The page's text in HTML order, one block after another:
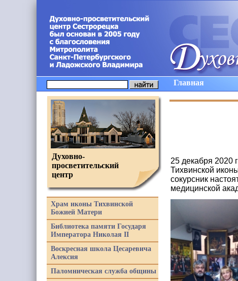
Главная
25 декабря 2020
Тихвинской
сокурсник
медицинской
Духовно-
просветительский
центр
Храм иконы Тихвинской
Божией Матери
Библиотека памяти Государя
Императора Николая II
Воскресная школа Цесаревича
Алексия
Паломническая служба общины